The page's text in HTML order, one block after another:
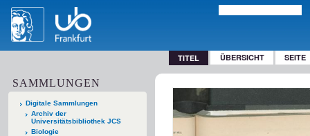
TITEL ÜBERSICHT SEITE
SAMMLUNGEN
Digitale Sammlungen
Archiv der
Universitätsbibliothek JCS
Biologie